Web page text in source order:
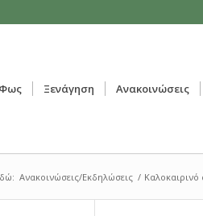
Ξενάγηση Ανακοινώσεις
Ανακοινώσεις/Εκδηλώσεις /